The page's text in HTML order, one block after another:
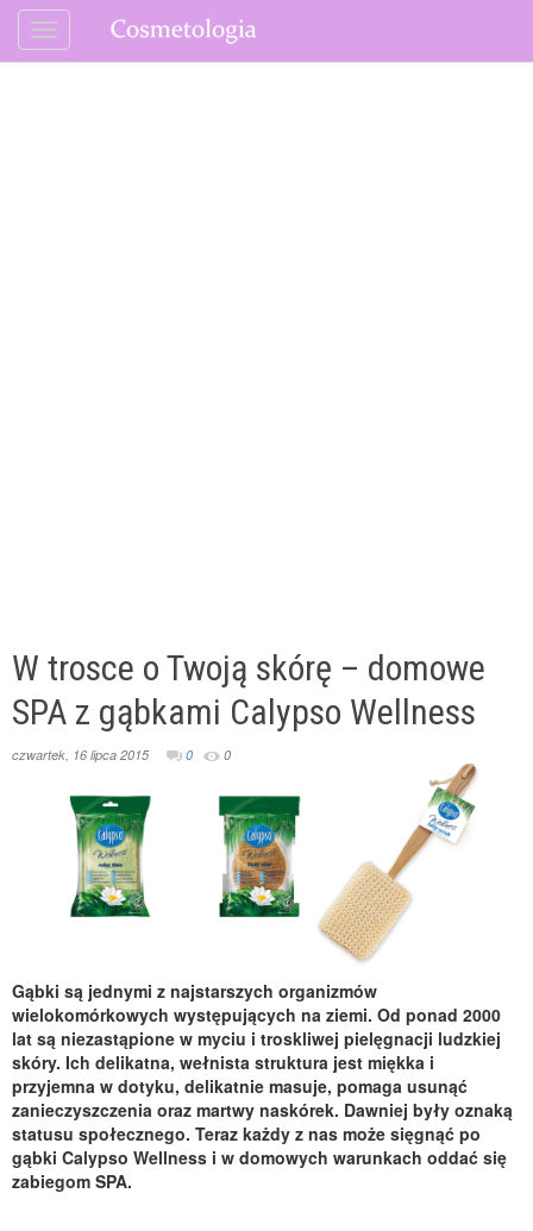
W trosce o Twoją skórę – domowe
SPA z gąbkami Calypso Wellness
czwartek, 16 lipca 2015 0 0
Gąbki są jednymi z najstarszych organizmów
wielokomórkowych występujących na ziemi. Od ponad 2000
lat są niezastąpione w myciu i troskliwej pielęgnacji ludzkiej
skóry. Ich delikatna, wełnista struktura jest miękka i
przyjemna w dotyku, delikatnie masuje, pomaga usunąć
zanieczyszczenia oraz martwy naskórek. Dawniej były oznaką
statusu społecznego. Teraz każdy z nas może sięgnąć po
gąbki Calypso Wellness i w domowych warunkach oddać się
zabiegom SPA.